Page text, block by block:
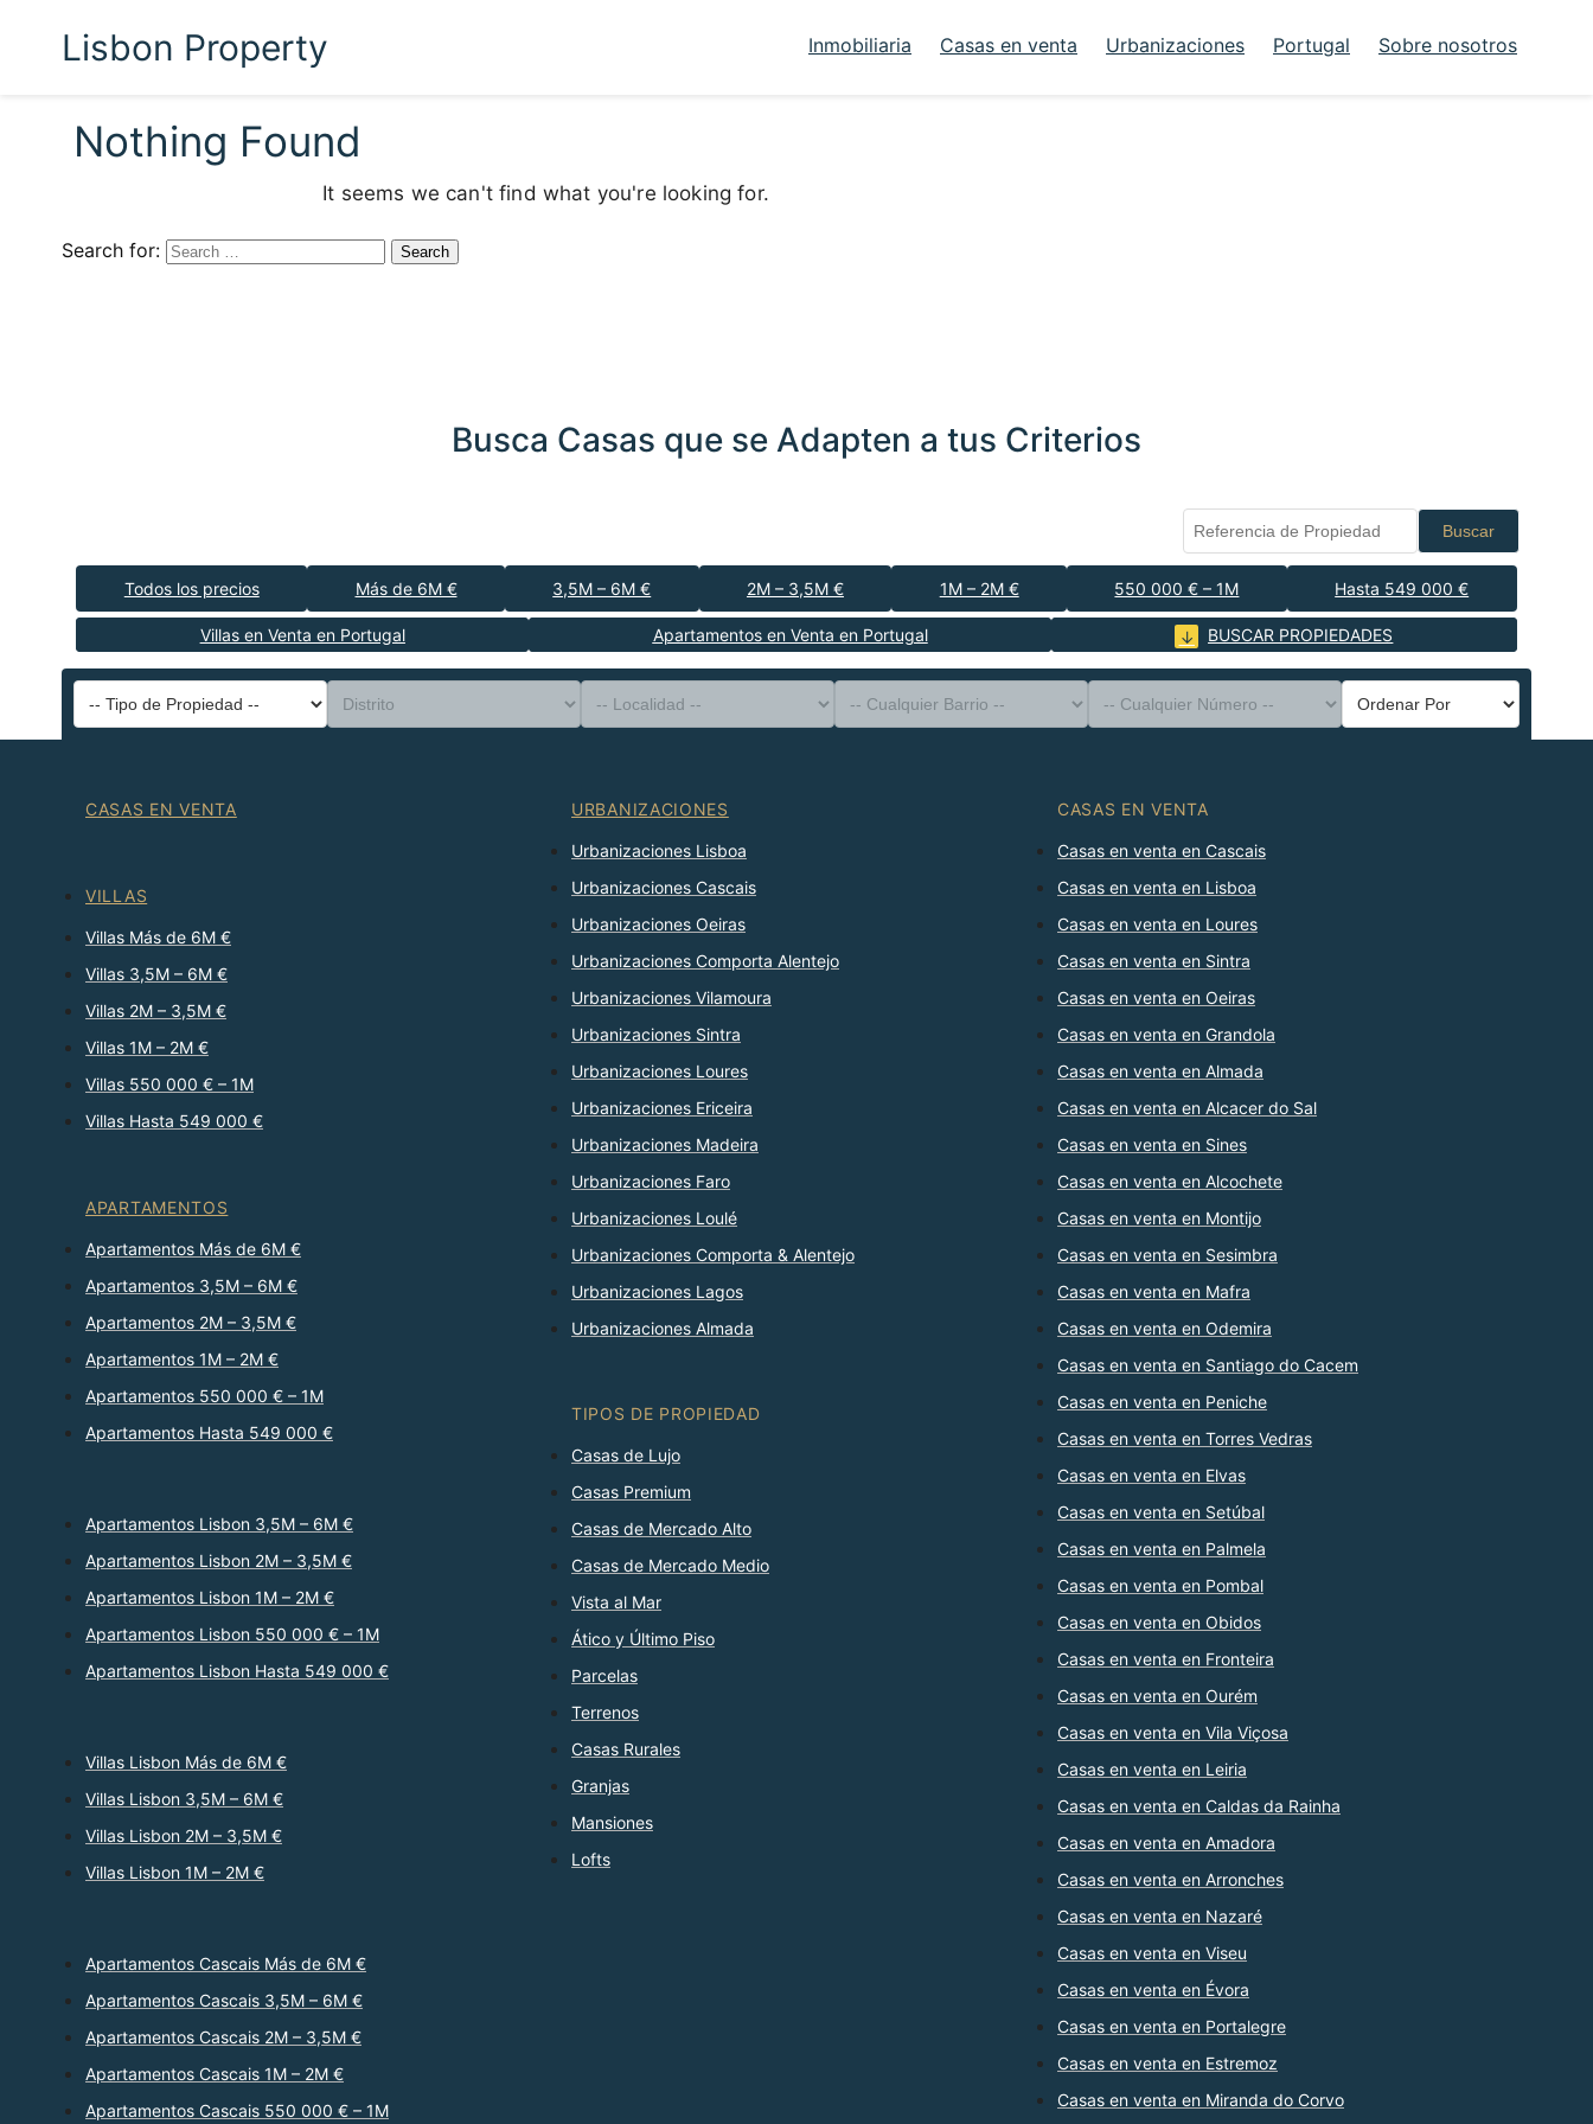
Lisbon Property Inmobiliaria Casas en venta Urbanizaciones Portugal Sobre nosotros
Nothing Found
It seems we can't find what you're looking for.
Search for:
Busca Casas que se Adapten a tus Criterios
Buscar
Todos los precios Más de 6M € 3,5M – 6M € 2M – 3,5M € 1M – 2M € 550 000 € – 1M Hasta 549 000 €
Villas en Venta en Portugal Apartamentos en Venta en Portugal BUSCAR PROPIEDADES
-- Tipo de Propiedad --
Distrito
-- Localidad --
-- Cualquier Barrio --
-- Cualquier Número --
Ordenar Por
CASAS EN VENTA
VILLAS
Villas Más de 6M €
Villas 3,5M – 6M €
Villas 2M – 3,5M €
Villas 1M – 2M €
Villas 550 000 € – 1M
Villas Hasta 549 000 €
APARTAMENTOS
Apartamentos Más de 6M €
Apartamentos 3,5M – 6M €
Apartamentos 2M – 3,5M €
Apartamentos 1M – 2M €
Apartamentos 550 000 € – 1M
Apartamentos Hasta 549 000 €
Apartamentos Lisbon 3,5M – 6M €
Apartamentos Lisbon 2M – 3,5M €
Apartamentos Lisbon 1M – 2M €
Apartamentos Lisbon 550 000 € – 1M
Apartamentos Lisbon Hasta 549 000 €
Villas Lisbon Más de 6M €
Villas Lisbon 3,5M – 6M €
Villas Lisbon 2M – 3,5M €
Villas Lisbon 1M – 2M €
Apartamentos Cascais Más de 6M €
Apartamentos Cascais 3,5M – 6M €
Apartamentos Cascais 2M – 3,5M €
Apartamentos Cascais 1M – 2M €
Apartamentos Cascais 550 000 € – 1M
URBANIZACIONES
Urbanizaciones Lisboa
Urbanizaciones Cascais
Urbanizaciones Oeiras
Urbanizaciones Comporta Alentejo
Urbanizaciones Vilamoura
Urbanizaciones Sintra
Urbanizaciones Loures
Urbanizaciones Ericeira
Urbanizaciones Madeira
Urbanizaciones Faro
Urbanizaciones Loulé
Urbanizaciones Comporta & Alentejo
Urbanizaciones Lagos
Urbanizaciones Almada
TIPOS DE PROPIEDAD
Casas de Lujo
Casas Premium
Casas de Mercado Alto
Casas de Mercado Medio
Vista al Mar
Ático y Último Piso
Parcelas
Terrenos
Casas Rurales
Granjas
Mansiones
Lofts
CASAS EN VENTA
Casas en venta en Cascais
Casas en venta en Lisboa
Casas en venta en Loures
Casas en venta en Sintra
Casas en venta en Oeiras
Casas en venta en Grandola
Casas en venta en Almada
Casas en venta en Alcacer do Sal
Casas en venta en Sines
Casas en venta en Alcochete
Casas en venta en Montijo
Casas en venta en Sesimbra
Casas en venta en Mafra
Casas en venta en Odemira
Casas en venta en Santiago do Cacem
Casas en venta en Peniche
Casas en venta en Torres Vedras
Casas en venta en Elvas
Casas en venta en Setúbal
Casas en venta en Palmela
Casas en venta en Pombal
Casas en venta en Obidos
Casas en venta en Fronteira
Casas en venta en Ourém
Casas en venta en Vila Viçosa
Casas en venta en Leiria
Casas en venta en Caldas da Rainha
Casas en venta en Amadora
Casas en venta en Arronches
Casas en venta en Nazaré
Casas en venta en Viseu
Casas en venta en Évora
Casas en venta en Portalegre
Casas en venta en Estremoz
Casas en venta en Miranda do Corvo